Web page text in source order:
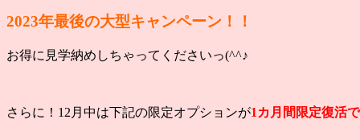
2023年最後の大型キャンペーン！！
お得に見学納めしちゃってくださいっ(^^♪
さらに！12月中は下記の限定オプションが1カ月間限定復活